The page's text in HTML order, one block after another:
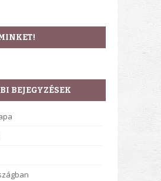
BEJEGYZÉSEK